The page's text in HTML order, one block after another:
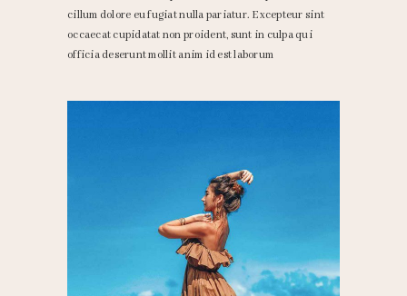
cillum dolore eu fugiat nulla pariatur. Excepteur sint
occaecat cupidatat non proident, sunt in culpa qui
officia deserunt mollit anim id est laborum